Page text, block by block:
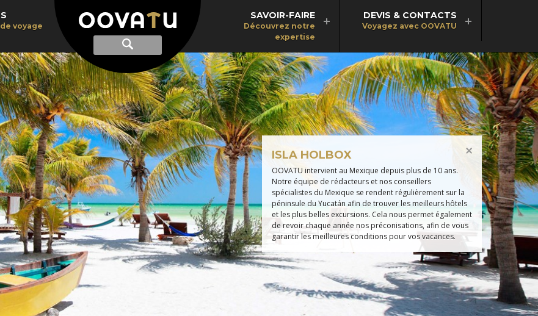
Afficher
recherche
Recherche
voyage
SAVOIR-FAIRE
Découvrez notre
expertise
DEVIS & CONTACTS
Voyagez avec OOVATU
ISLA HOLBOX
OOVATU intervient au Mexique depuis plus de 10 ans.
Notre équipe de rédacteurs et nos conseillers
spécialistes du Mexique se rendent régulièrement sur la
péninsule du Yucatán afin de trouver les meilleurs hôtels
et les plus belles excursions. Cela nous permet également
de revoir chaque année nos préconisations, afin de vous
garantir les meilleures conditions pour vos vacances.